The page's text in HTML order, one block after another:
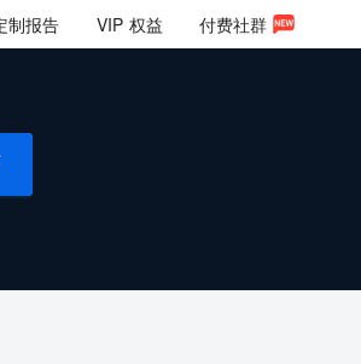
制报告 VIP 权益 付费社群